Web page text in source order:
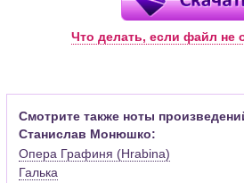
Что делать, если файл не
Смотрите также ноты
Станислав Монюшко:
Опера Графиня (Hrabina)
Галька